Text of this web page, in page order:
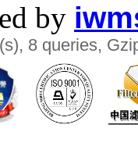
by
8 queries,